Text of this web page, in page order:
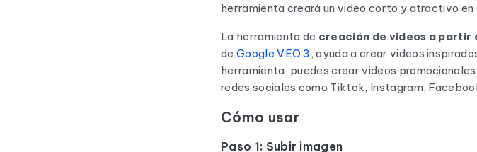
herramienta creará un video corto y atractivo en
La herramienta de creación de videos a partir
de Google VEO 3 , ayuda a crear videos
herramienta, puedes crear videos
redes sociales como Tiktok, Instagram,
Cómo usar
Paso 1: Subir imagen